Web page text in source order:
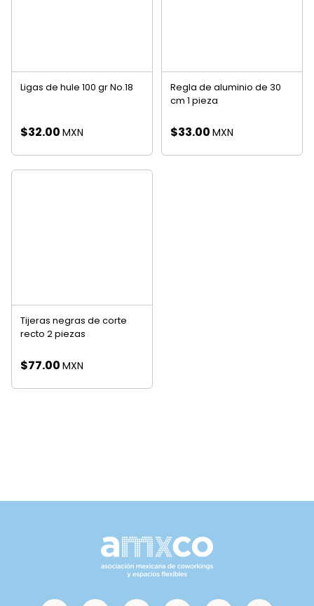
Ligas de hule 100 gr No.18
$32.00 MXN
Regla de aluminio de 30
cm 1 pieza
$33.00 MXN
Tijeras negras de corte
recto 2 piezas
$77.00 MXN